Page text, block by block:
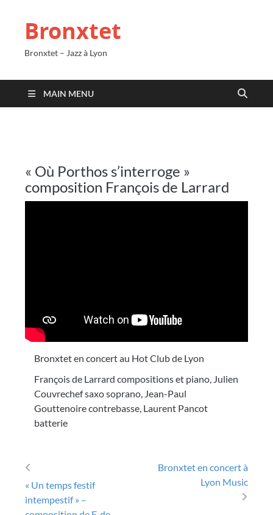
Bronxtet
Bronxtet – Jazz à Lyon
MAIN MENU
« Où Porthos s’interroge »
composition François de Larrard
Bronxtet en concert au Hot Club de Lyon
François de Larrard compositions et piano, Julien
Couvrechef saxo soprano, Jean-Paul
Gouttenoire contrebasse, Laurent Pancot
batterie
Post navigation
« Un temps festif
intempestif » –
Bronxtet en concert à
Lyon Music